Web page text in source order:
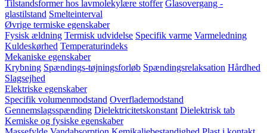
Tilstandsformer hos lavmolekylære stoffer Glasovergang -
glastilstand Smelteinterval
Øvrige termiske egenskaber
Fysisk ældning Termisk udvidelse Specifik varme Varmeledning
Kuldeskørhed Temperaturindeks
Mekaniske egenskaber
Krybning Spændings-tøjningsforløb Spændingsrelaksation Hårdhed
Slagsejhed
Elektriske egenskaber
Specifik volumenmodstand Overflademodstand
Gennemslagsspænding Dielektricitetskonstant Dielektrisk tab
Kemiske og fysiske egenskaber